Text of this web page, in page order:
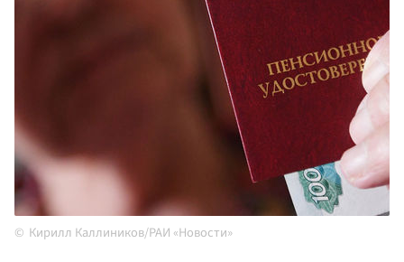
Кирилл Каллиников/РАИ «Новости»